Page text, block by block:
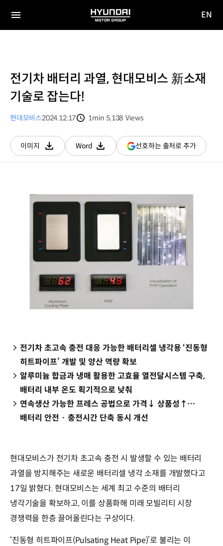
전체
HYUNDAI
MOTOR
EN
전기차 배터리 과열, 현대모비스 新소재
기술로 잡는다!
현대모비스2024.12.17
1min 5,138 Views
이미지
다운로드
Word
다운로드
선호하는 출처로 추가(새
창
전기차 초고속 충전 대응 가능한 배터리셀 냉각용 ‘진동형
히트파이프’ 개발 및 양산 역량 확보
알루미늄 합금과 냉매 활용한 고효율 열전달시스템 구축,
배터리 내부 온도 획기적으로 낮춰
연속생산 가능한 프레스 공법으로 가격↓ 상품성↑…
배터리 안전 · 충전시간 단축 동시 개선
현대모비스가 전기차 초고속 충전 시 발생할 수 있는 배터리
과열을 방지해주는 새로운 배터리셀 냉각 소재를 개발했다고
17일 밝혔다. 현대모비스는 세계 최고 수준의 배터리
냉각기술을 확보하고, 이를 상품화해 미래 모빌리티 시장
경쟁력을 한층 끌어올린다는 구상이다.
‘진동형 히트파이프(Pulsating Heat Pipe)’로 불리는 이